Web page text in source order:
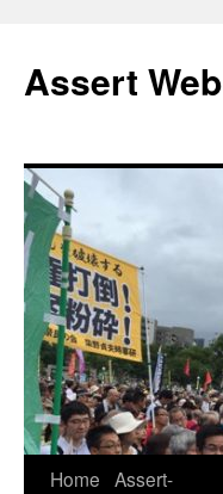
テ
ン
ス
キ
ッ
プ
Assert Web
Home Assert-